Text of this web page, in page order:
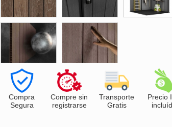
Compra
Segura
Compre sin
registrarse
Transporte
Gratis
Precio